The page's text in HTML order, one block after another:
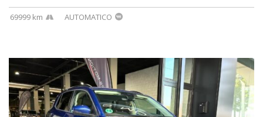
69999 km AUTOMATICO